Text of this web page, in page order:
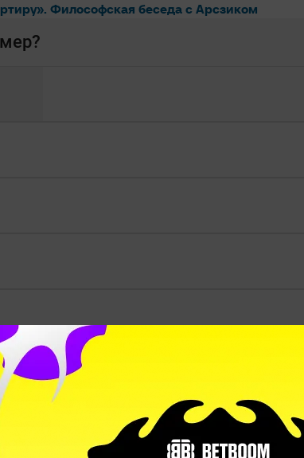
Философская беседа с Арсзиком